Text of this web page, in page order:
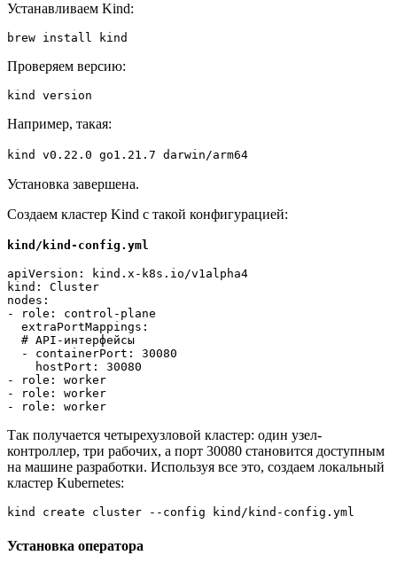
Устанавливаем Kind:
brew install kind
Проверяем версию:
kind version
Например, такая:
kind v0.22.0 go1.21.7 darwin/arm64
Установка завершена.
Создаем кластер Kind с такой конфигурацией:
kind/kind-config.yml
apiVersion: kind.x-k8s.io/v1alpha4
kind: Cluster
nodes:
- role: control-plane
  extraPortMappings:
  # API-интерфейсы
  - containerPort: 30080
    hostPort: 30080
- role: worker
- role: worker
- role: worker
Так получается четырехузловой кластер: один узел-
контроллер, три рабочих, а порт 30080 становится доступным
на машине разработки. Используя все это, создаем локальный
кластер Kubernetes:
kind create cluster --config kind/kind-config.yml
Установка оператора